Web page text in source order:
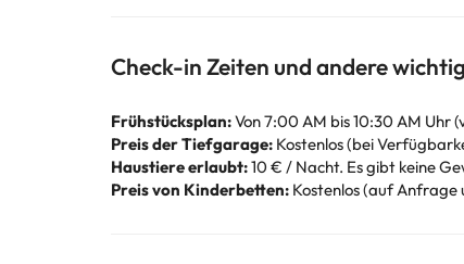
Check-in Zeiten und andere
Frühstücksplan:Von 7:00 AM bis 10:30 AM Uhr
Preis der Tiefgarage: Kostenlos (bei
Haustiere erlaubt:10 € / Nacht. Es gibt keine
Preis von Kinderbetten: Kostenlos (auf